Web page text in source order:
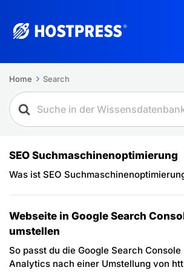
Home Search
SEO Suchmaschinenoptimierung
Was ist SEO
Webseite in Google Search
umstellen
So passt du die Google Search Console
Analytics nach einer Umstellung von